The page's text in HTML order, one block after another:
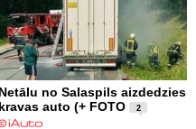
Netālu no Salaspils aizdedzies
kravas auto (+ FOTO
2